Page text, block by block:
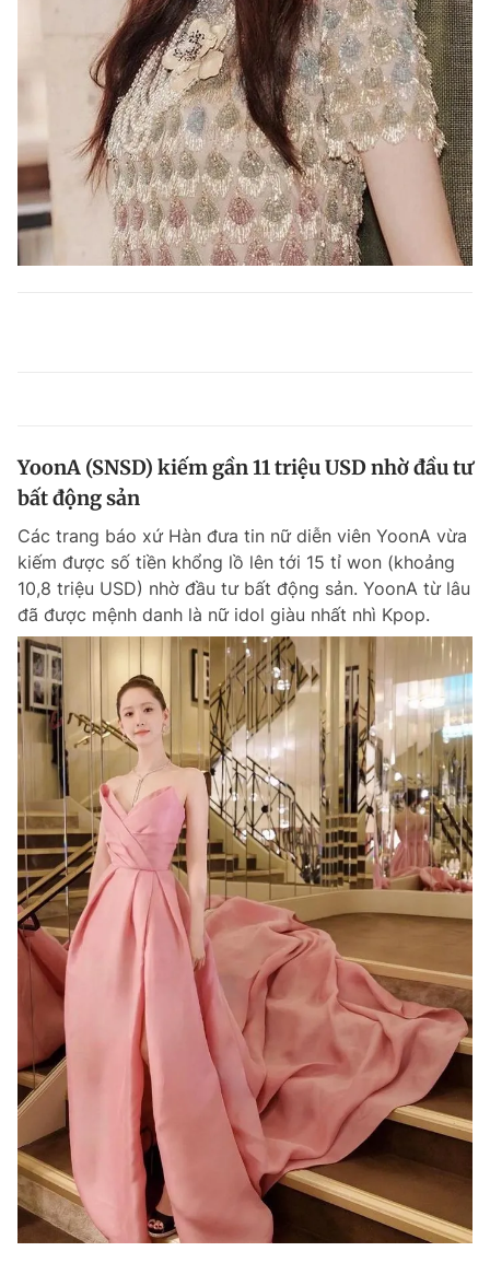
YoonA (SNSD) kiếm gần 11 triệu USD nhờ đầu tư
bất động sản
Các trang báo xứ Hàn đưa tin nữ diễn viên YoonA vừa
kiếm được số tiền khổng lồ lên tới 15 tỉ won (khoảng
10,8 triệu USD) nhờ đầu tư bất động sản. YoonA từ lâu
đã được mệnh danh là nữ idol giàu nhất nhì Kpop.